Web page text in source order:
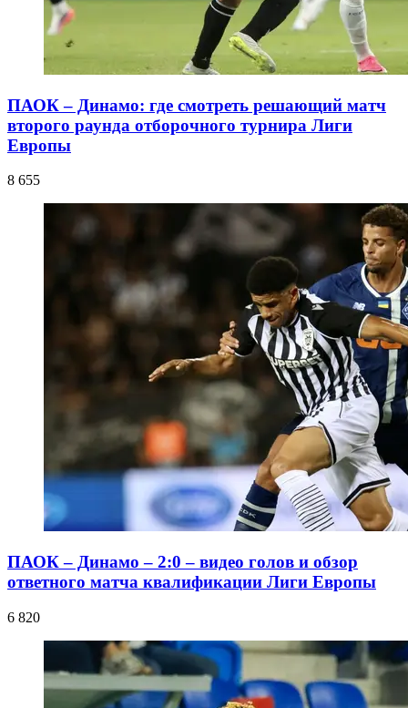
ПАОК – Динамо: где смотреть решающий матч
второго раунда отборочного турнира Лиги
Европы
8 655
ПАОК – Динамо – 2:0 – видео голов и обзор
ответного матча квалификации Лиги Европы
6 820